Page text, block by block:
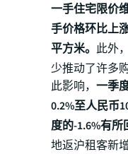
一手住宅限价
手价格环比上
平方米。 此外
少推动了许多
此影响， 一季
0.2%至人民币
度的-1.6%有所
地返沪租客新